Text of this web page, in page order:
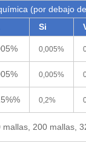
(por debajo
Si
0,005%
0,005%
0,2%
200 mallas,